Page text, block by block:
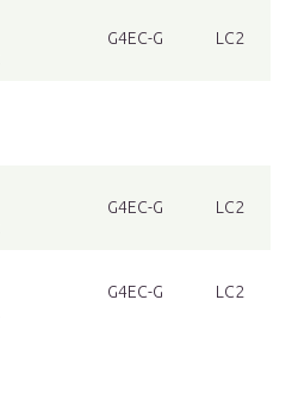
G4EC-G LC2
G4EC-G LC2
G4EC-G LC2